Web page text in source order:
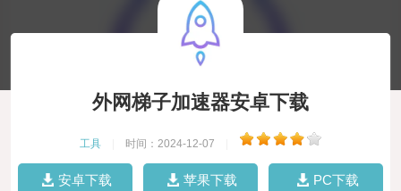
外网梯子加速器安卓下载
工具 时间：2024-12-07
安卓下载 苹果下载 PC下载